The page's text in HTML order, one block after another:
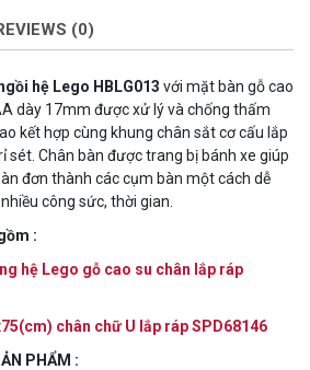
(0)
hệ Lego HBLG013 với mặt bàn gỗ cao
dày 17mm được xử lý và chống thấm
kết hợp cùng khung chân sắt cơ cấu lắp
sét. Chân bàn được trang bị bánh xe giúp
đơn thành các cụm bàn một cách dễ
công sức, thời gian.
:
hệ Lego gỗ cao su chân lắp ráp
chân chữ U lắp ráp SPD68146
PHẨM :